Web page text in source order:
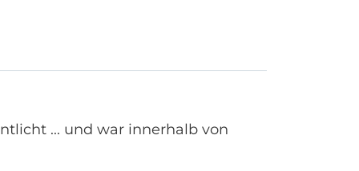
... und war innerhalb von